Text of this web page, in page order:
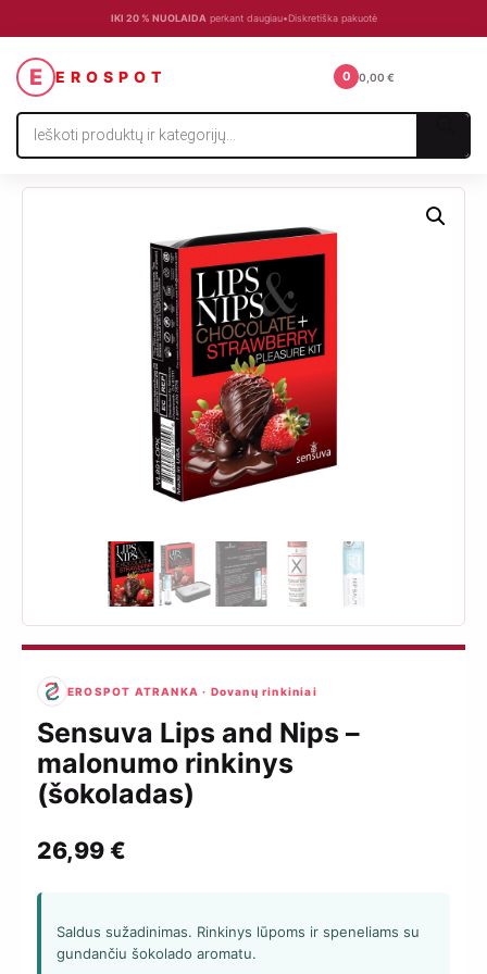
IKI 20 % NUOLAIDA perkant daugiau•Diskretiška pakuotė
E EROSPOT
Products
search
0 0,00 €
EROSPOT ATRANKA · Dovanų rinkiniai
Sensuva Lips and Nips –
malonumo rinkinys
(šokoladas)
26,99€
Saldus sužadinimas. Rinkinys lūpoms ir speneliams su
gundančiu šokolado aromatu.